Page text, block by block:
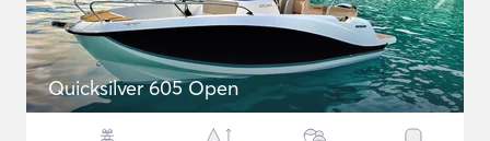
Quicksilver 605 Open